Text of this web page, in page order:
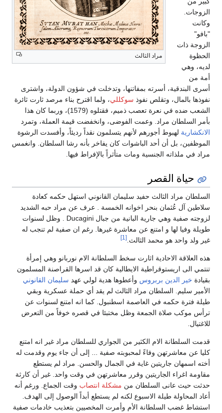
مراد الثالث
الزوجات.
وكانت
"بافو"
الزوجة ذات
الحظوة
لديه، وهي
أمة من
أسرى البندقية، أسرته بمفاتنها، وتدخلت في شؤون الدولة، واشترى
نفوذها بالمال، وتقلص نفوذ سوكللي، ولما اقترح بناء مرصد ثارت ثائرة
الشعب ضده في نعرة تعصب ذميم، فقتلوه (1579)، وربما كان هذا
بأمر السلطان مراد. وعمت الفوضى، وانخفضت قيمة العملة، وتمرد
الانكشارية لهبوط أجورهم لأنهم يتسلمون نقداً رديئاً، وأفسدت الرشوة
الموظفين، بل أن أحد الباشوات كان يفاخر بأنه رشا السلطان. وانغمس
مراد في ملذاته الجنسية ومات متأثراً بالإفراط فيها.
حياة القصر
السلطان مراد الثالث حفيد سليمان القانوني استهل حكمه كعادة
سلاطين آل عُثمان بنحر اخوانه الخمسة . عرف عن مراد حبه الشديد
لزوجته صفية وهي جارية البانية من جبال Ducagini . وظل لسنوات
طويلة وفيا لها و امتنع عن معاشرة غيرها. رغم ان صفية لم تنجب له
غير ولد واحد هو محمد الثالث. [1]
هذه العلاقة الاحادية اثارت سخط السلطانة الام نوربانو وهي إمرأة
تنتمي الى اريستوقراطية الايطالية كان قد اسرها القراصنة المسلمون
بقيادة خير الدين بربروس وأعطوها هدية لولي عهد سليمان القانوني
الأمير سليم. السلطان مراد الثالث لم يقد أي حملة عسكرية وبقي
طيلة فترة حكمه في العاصمة اسطنبول. كما انه امتنع لسنوات عن
ترأس موكب صلاة الجمعة وظل مختبئا في قصره خوفاً من التعرض
للاغتيال.
قدمت السلطانة الام الكثير من الجواري للسلطان مراد غير انه امتنع
كليا عن معاشرتهن وفاءً لمحبوبته صفية ... إلى أن جاء يوم وقدمت له
أخته اسمهان جاريتين غاية في الجمال والحسن. مراد لم يستطع
مقاومة اغراء الجاريتين وقرر معاشرتهن في وقت واحد. غير أن كارثة
حدثت حيث عانى السلطان من مشكلة انتصاب وقت الجماع. ورغم أنه
أعاد المحاولة طيلة الاسبوع لكنه لم يستطع أبداً الوصول إلى الهدف.
استشاط غضب السلطانة الأم وأمرت المخصيين بتعذيب خادمات صفية